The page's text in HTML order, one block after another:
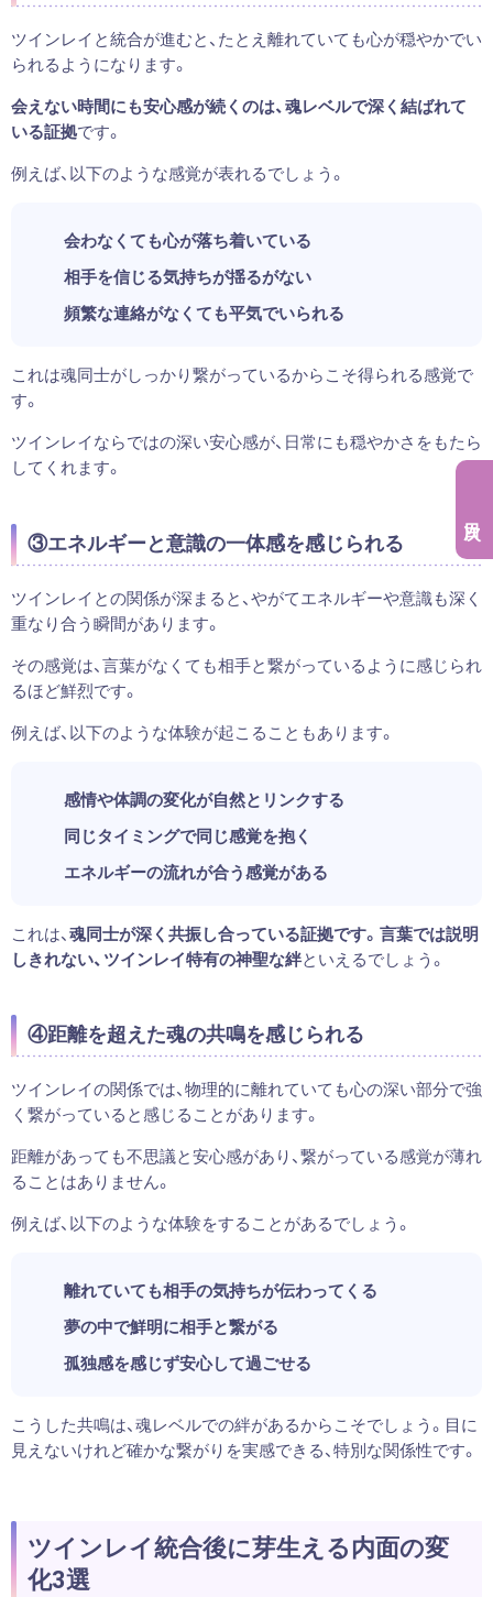
ツインレイと統合が進むと、たとえ離れていても心が穏やかでい
られるようになります。
会えない時間にも安心感が続くのは、魂レベルで深く結ばれて
いる証拠です。
例えば、以下のような感覚が表れるでしょう。
会わなくても心が落ち着いている
相手を信じる気持ちが揺るがない
頻繁な連絡がなくても平気でいられる
これは魂同士がしっかり繋がっているからこそ得られる感覚で
す。
ツインレイならではの深い安心感が、日常にも穏やかさをもたら
してくれます。
③エネルギーと意識の一体感を感じられる
ツインレイとの関係が深まると、やがてエネルギーや意識も深く
重なり合う瞬間があります。
その感覚は、言葉がなくても相手と繋がっているように感じられ
るほど鮮烈です。
例えば、以下のような体験が起こることもあります。
感情や体調の変化が自然とリンクする
同じタイミングで同じ感覚を抱く
エネルギーの流れが合う感覚がある
これは、魂同士が深く共振し合っている証拠です。言葉では説明
しきれない、ツインレイ特有の神聖な絆といえるでしょう。
④距離を超えた魂の共鳴を感じられる
ツインレイの関係では、物理的に離れていても心の深い部分で強
く繋がっていると感じることがあります。
距離があっても不思議と安心感があり、繋がっている感覚が薄れ
ることはありません。
例えば、以下のような体験をすることがあるでしょう。
離れていても相手の気持ちが伝わってくる
夢の中で鮮明に相手と繋がる
孤独感を感じず安心して過ごせる
こうした共鳴は、魂レベルでの絆があるからこそでしょう。目に
見えないけれど確かな繋がりを実感できる、特別な関係性です。
ツインレイ統合後に芽生える内面の変
化3選